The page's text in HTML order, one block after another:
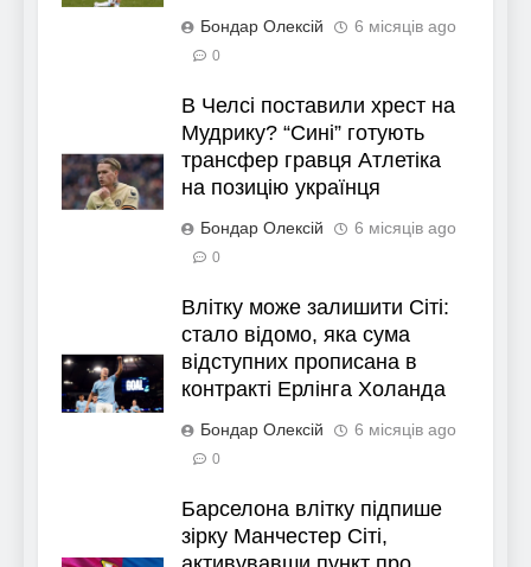
Бондар Олексій 6 місяців ago
0
В Челсі поставили хрест на
Мудрику? “Сині” готують
трансфер гравця Атлетіка
на позицію українця
Бондар Олексій 6 місяців ago
0
Влітку може залишити Сіті:
стало відомо, яка сума
відступних прописана в
контракті Ерлінга Холанда
Бондар Олексій 6 місяців ago
0
Барселона влітку підпише
зірку Манчестер Сіті,